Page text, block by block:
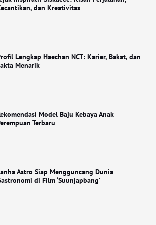
dan Kreativitas
Lengkap Haechan NCT: Karier, Bakat, dan
Menarik
Model Baju Kebaya Anak
Terbaru
Astro Siap Mengguncang Dunia
di Film ‘Suunjapbang’